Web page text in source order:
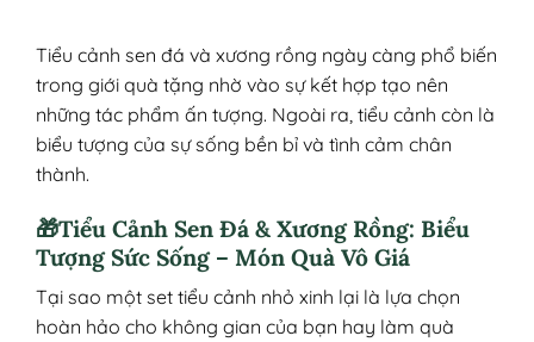
Tiểu cảnh sen đá và xương rồng ngày càng phổ biến
trong giới quà tặng nhờ vào sự kết hợp tạo nên
những tác phẩm ấn tượng. Ngoài ra, tiểu cảnh còn là
biểu tượng của sự sống bền bỉ và tình cảm chân
thành.
🎁Tiểu Cảnh Sen Đá & Xương Rồng: Biểu
Tượng Sức Sống – Món Quà Vô Giá
Tại sao một set tiểu cảnh nhỏ xinh lại là lựa chọn
hoàn hảo cho không gian của bạn hay làm quà